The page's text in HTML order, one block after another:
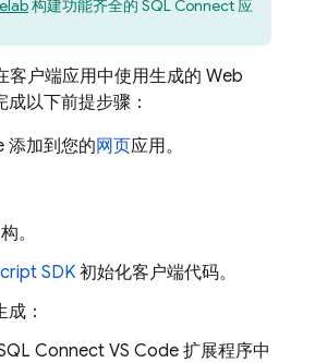
构建功能齐全的 SQL Connect 应
客户端应用中使用生成的 Web
以下前提步骤：
添加到您的网页应用。
。
SDK 初始化客户端代码。
：
Connect VS Code 扩展程序中